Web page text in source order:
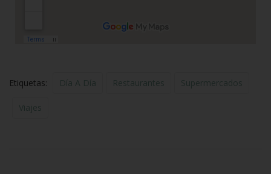
Etiquetas: Día A Día Restaurantes Supermercados
Viajes